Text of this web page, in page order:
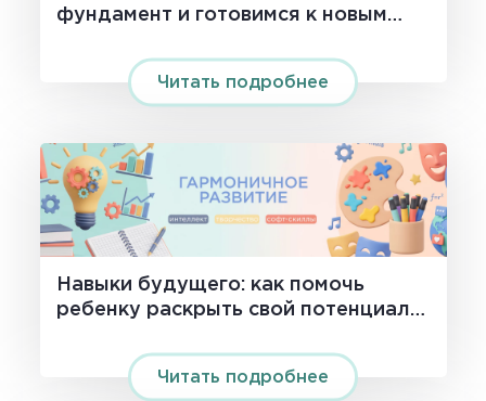
фундамент и готовимся к новым
Читать подробнее
Навыки будущего: как помочь
ребенку раскрыть свой потенциал
Читать подробнее